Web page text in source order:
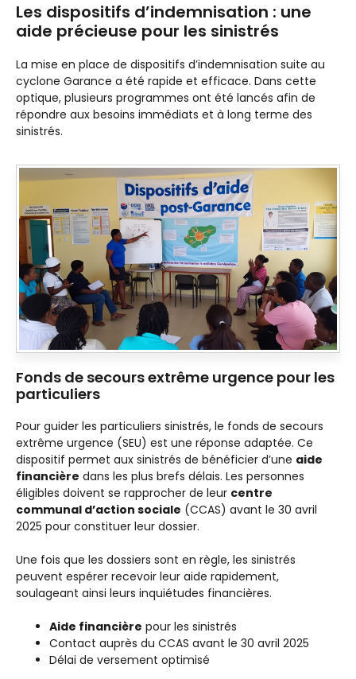
Les dispositifs d’indemnisation : une
aide précieuse pour les sinistrés
La mise en place de dispositifs d’indemnisation suite au
cyclone Garance a été rapide et efficace. Dans cette
optique, plusieurs programmes ont été lancés afin de
répondre aux besoins immédiats et à long terme des
sinistrés.
Fonds de secours extrême urgence pour les
particuliers
Pour guider les particuliers sinistrés, le fonds de secours
extrême urgence (SEU) est une réponse adaptée. Ce
dispositif permet aux sinistrés de bénéficier d’une aide
financière dans les plus brefs délais. Les personnes
éligibles doivent se rapprocher de leur centre
communal d’action sociale (CCAS) avant le 30 avril
2025 pour constituer leur dossier.
Une fois que les dossiers sont en règle, les sinistrés
peuvent espérer recevoir leur aide rapidement,
soulageant ainsi leurs inquiétudes financières.
Aide financière pour les sinistrés
Contact auprès du CCAS avant le 30 avril 2025
Délai de versement optimisé